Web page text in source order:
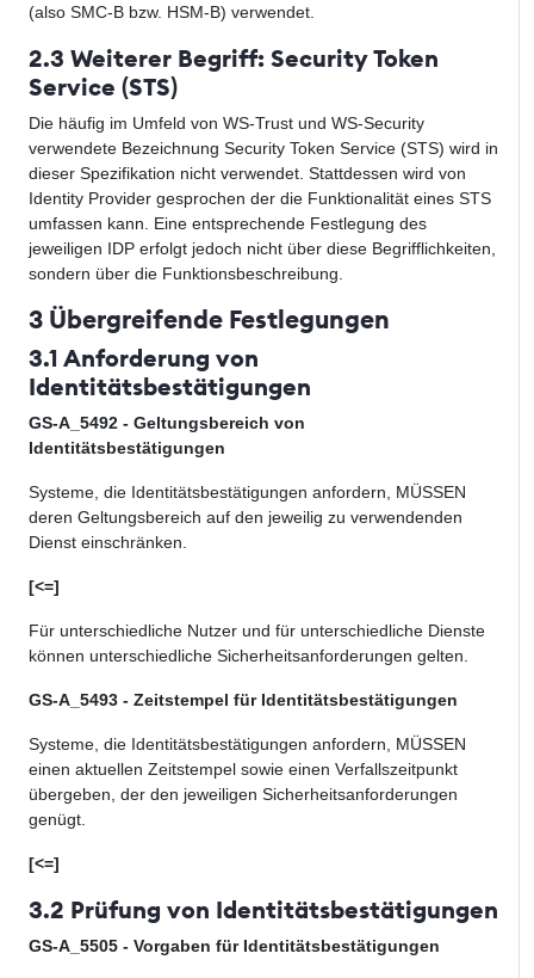
(also SMC-B bzw. HSM-B) verwendet.
2.3 Weiterer Begriff: Security Token
Service (STS)
Die häufig im Umfeld von WS-Trust und WS-Security
verwendete Bezeichnung Security Token Service (STS) wird in
dieser Spezifikation nicht verwendet. Stattdessen wird von
Identity Provider gesprochen der die Funktionalität eines STS
umfassen kann. Eine entsprechende Festlegung des
jeweiligen IDP erfolgt jedoch nicht über diese Begrifflichkeiten,
sondern über die Funktionsbeschreibung.
3 Übergreifende Festlegungen
3.1 Anforderung von
Identitätsbestätigungen
GS-A_5492 - Geltungsbereich von
Identitätsbestätigungen
Systeme, die Identitätsbestätigungen anfordern, MÜSSEN
deren Geltungsbereich auf den jeweilig zu verwendenden
Dienst einschränken.
[<=]
Für unterschiedliche Nutzer und für unterschiedliche Dienste
können unterschiedliche Sicherheitsanforderungen gelten.
GS-A_5493 - Zeitstempel für Identitätsbestätigungen
Systeme, die Identitätsbestätigungen anfordern, MÜSSEN
einen aktuellen Zeitstempel sowie einen Verfallszeitpunkt
übergeben, der den jeweiligen Sicherheitsanforderungen
genügt.
[<=]
3.2 Prüfung von Identitätsbestätigungen
GS-A_5505 - Vorgaben für Identitätsbestätigungen